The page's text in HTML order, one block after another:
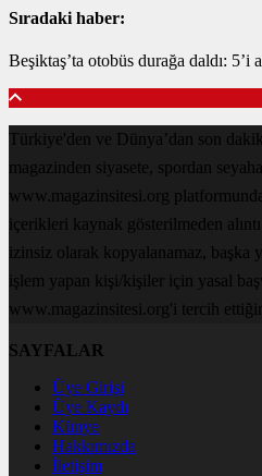
Sıradaki haber:
Beşiktaş’ta otobüs durağa daldı: 5’i
Türkiye'den ve Dünya’dan son
magazinden siyasete, spordan
www.magazinsitesi.org
içerikleri kaynak gösterilmeden
izinsiz olarak kopyalanamaz, başka
işlem yapan kişi/kişiler için yasal
www.magazinsitesi.org'i tercih
SAYFALAR
Üye Girişi
Üye Kaydı
Künye
Hakkımızda
İletişim